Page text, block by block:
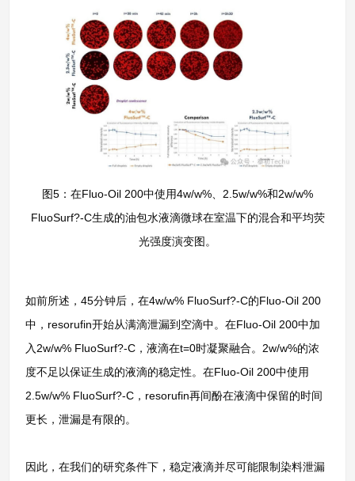
图5：在Fluo-Oil 200中使用4w/w%、2.5w/w%和2w/w%
FluoSurf?-C生成的油包水液滴微球在室温下的混合和平均荧
光强度演变图。
如前所述，45分钟后，在4w/w% FluoSurf?-C的Fluo-Oil 200
中，resorufin开始从满滴泄漏到空滴中。在Fluo-Oil 200中加
入2w/w% FluoSurf?-C，液滴在t=0时凝聚融合。2w/w%的浓
度不足以保证生成的液滴的稳定性。在Fluo-Oil 200中使用
2.5w/w% FluoSurf?-C，resorufin再间酚在液滴中保留的时间
更长，泄漏是有限的。
因此，在我们的研究条件下，稳定液滴并尽可能限制染料泄漏